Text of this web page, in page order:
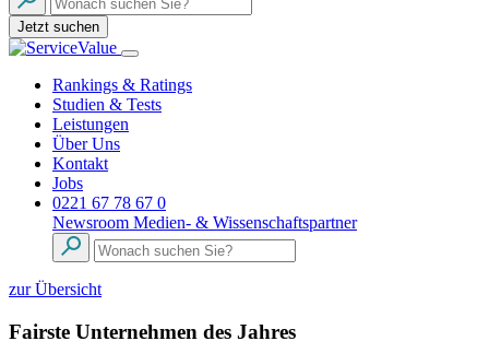
Jetzt suchen
Rankings & Ratings
Studien & Tests
Leistungen
Über Uns
Kontakt
Jobs
0221 67 78 67 0
Newsroom Medien- & Wissenschaftspartner
zur Übersicht
Fairste Unternehmen des Jahres